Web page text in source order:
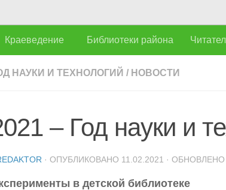
Краеведение Библиотеки района
НАУКИ И ТЕХНОЛОГИЙ / НОВОСТИ
– Год науки и
· ОПУБЛИКОВАНО 11.02.2021 · ОБНОВЛЕНО
в детской библиотеке